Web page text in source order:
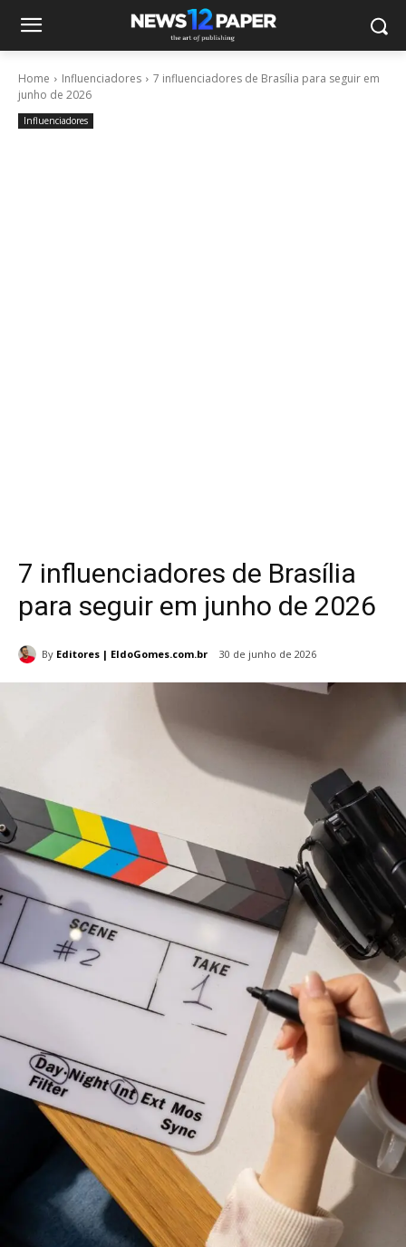
Home Influenciadores
7 influenciadores de Brasília para seguir em
junho de 2026
Influenciadores
7 influenciadores de Brasília
para seguir em junho de 2026
By Editores | EldoGomes.com.br 30 de junho de 2026